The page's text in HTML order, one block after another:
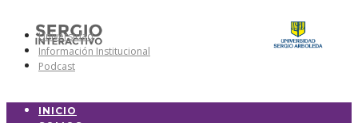
Universidad
Información Institucional
Podcast
INICIO